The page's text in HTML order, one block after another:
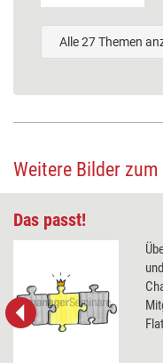
Alle 27 Themen
Weitere Bilder zum
Das passt!